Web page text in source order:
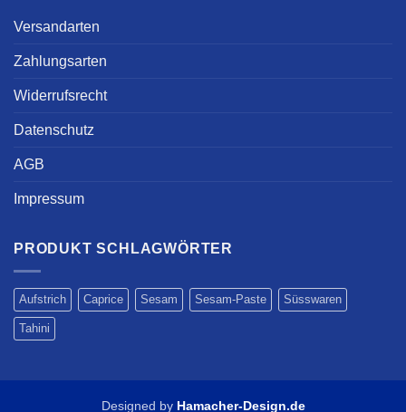
Versandarten
Zahlungsarten
Widerrufsrecht
Datenschutz
AGB
Impressum
PRODUKT SCHLAGWÖRTER
Aufstrich Caprice Sesam Sesam-Paste Süsswaren
Tahini
Designed by Hamacher-Design.de